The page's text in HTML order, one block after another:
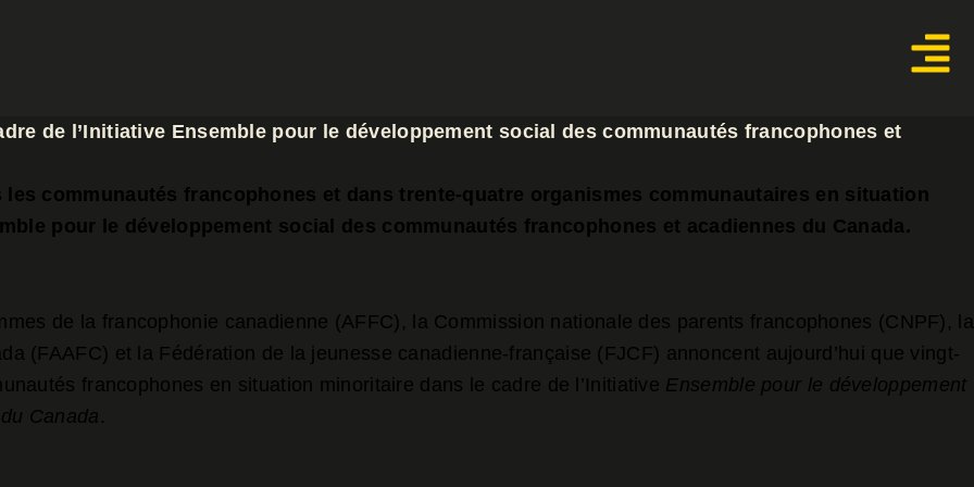
de l’Initiative Ensemble pour le développement social des communautés francophones et
les communautés francophones et dans trente-quatre organismes communautaires en situation
pour le développement social des communautés francophones et acadiennes du Canada.
de la francophonie canadienne (AFFC), la Commission nationale des parents francophones (CNPF), la
(FAAFC) et la Fédération de la jeunesse canadienne-française (FJCF) annoncent aujourd’hui que vingt-
francophones en situation minoritaire dans le cadre de l’Initiative Ensemble pour le développement
Canada .